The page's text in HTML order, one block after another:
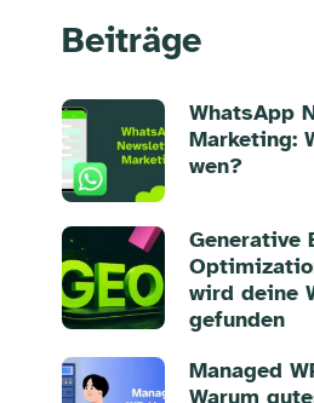
Beiträge
WhatsApp
Marketing:
wen?
Generative
wird deine
gefunden
Managed
Warum